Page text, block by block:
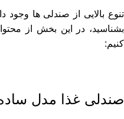
تنوع بالایی از صندلی ها وجود
بشناسید، در این بخش از
کنیم:
صندلی غذا مدل